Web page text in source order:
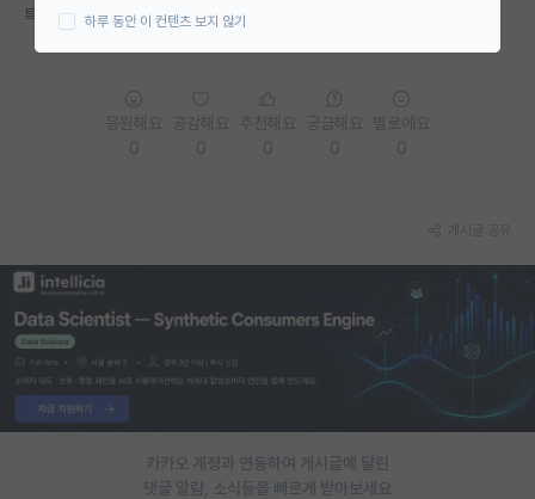
연구실(PI) 홍보 게시판
임용 후기 게시판
PI 전용 게시판
인문사회 계열 게시판
특수/전문대학원 게시판
반도체/AI 게시판
특허나 기술이전 실적이 먹어주는지 등등 궁금합니다
카카오 계정과 연동하여 게시글에 달린
댓글 알람, 소식등을 빠르게 받아보세요
하루 동안 이 컨텐츠 보지 않기